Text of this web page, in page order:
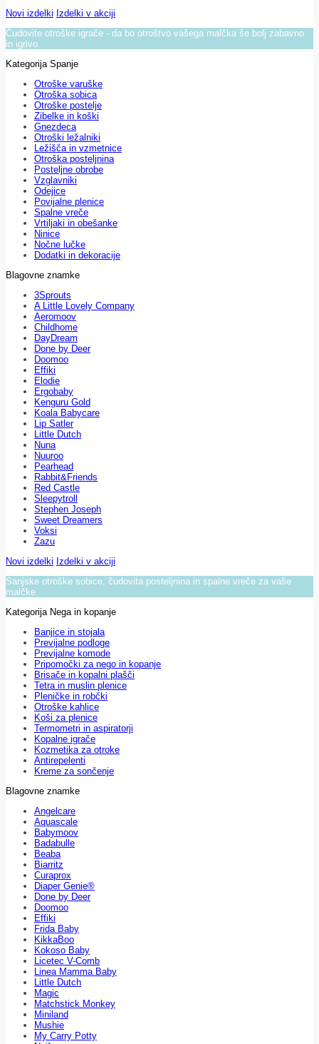
Novi izdelki Izdelki v akciji
Čudovite otroške igrače - da bo otroštvo vašega malčka še bolj zabavno
in igrivo.
Kategorija Spanje
Otroške varuške
Otroška sobica
Otroške postelje
Zibelke in koški
Gnezdeca
Otroški ležalniki
Ležišča in vzmetnice
Otroška posteljnina
Posteljne obrobe
Vzglavniki
Odejice
Povijalne plenice
Spalne vreče
Vrtiljaki in obešanke
Ninice
Nočne lučke
Dodatki in dekoracije
Blagovne znamke
3Sprouts
A Little Lovely Company
Aeromoov
Childhome
DayDream
Done by Deer
Doomoo
Effiki
Elodie
Ergobaby
Kenguru Gold
Koala Babycare
Lip Satler
Little Dutch
Nuna
Nuuroo
Pearhead
Rabbit&Friends
Red Castle
Sleepytroll
Stephen Joseph
Sweet Dreamers
Voksi
Zazu
Novi izdelki Izdelki v akciji
Sanjske otroške sobice, čudovita posteljnina in spalne vreče za vaše
malčke.
Kategorija Nega in kopanje
Banjice in stojala
Previjalne podloge
Previjalne komode
Pripomočki za nego in kopanje
Brisače in kopalni plašči
Tetra in muslin plenice
Pleničke in robčki
Otroške kahlice
Koši za plenice
Termometri in aspiratorji
Kopalne igrače
Kozmetika za otroke
Antirepelenti
Kreme za sončenje
Blagovne znamke
Angelcare
Aquascale
Babymoov
Badabulle
Beaba
Biarritz
Curaprox
Diaper Genie®
Done by Deer
Doomoo
Effiki
Frida Baby
KikkaBoo
Kokoso Baby
Licetec V-Comb
Linea Mamma Baby
Little Dutch
Magic
Matchstick Monkey
Miniland
Mushie
My Carry Potty